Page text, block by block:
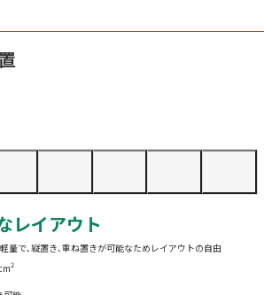
レイアウト
量で､縦置き､重ね置きが可能なためレイアウトの自由
2